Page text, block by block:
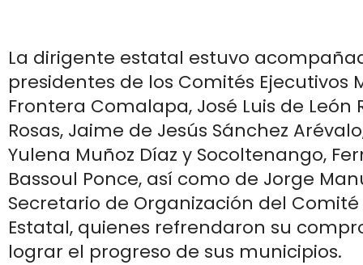
La dirigente estatal estuvo
presidentes de los Comités Ejecutivos
Frontera Comalapa, José Luis de León
Rosas, Jaime de Jesús Sánchez
Yulena Muñoz Díaz y Socoltenango,
Bassoul Ponce, así como de Jorge
Secretario de Organización del Comité
Estatal, quienes refrendaron su
lograr el progreso de sus municipios.